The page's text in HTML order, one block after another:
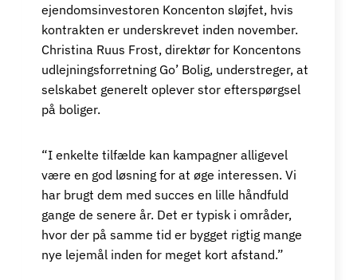
ejendomsinvestoren Koncenton sløjfet, hvis
kontrakten er underskrevet inden november.
Christina Ruus Frost, direktør for Koncentons
udlejningsforretning Go’ Bolig, understreger, at
selskabet generelt oplever stor efterspørgsel
på boliger.
“I enkelte tilfælde kan kampagner alligevel
være en god løsning for at øge interessen. Vi
har brugt dem med succes en lille håndfuld
gange de senere år. Det er typisk i områder,
hvor der på samme tid er bygget rigtig mange
nye lejemål inden for meget kort afstand.”